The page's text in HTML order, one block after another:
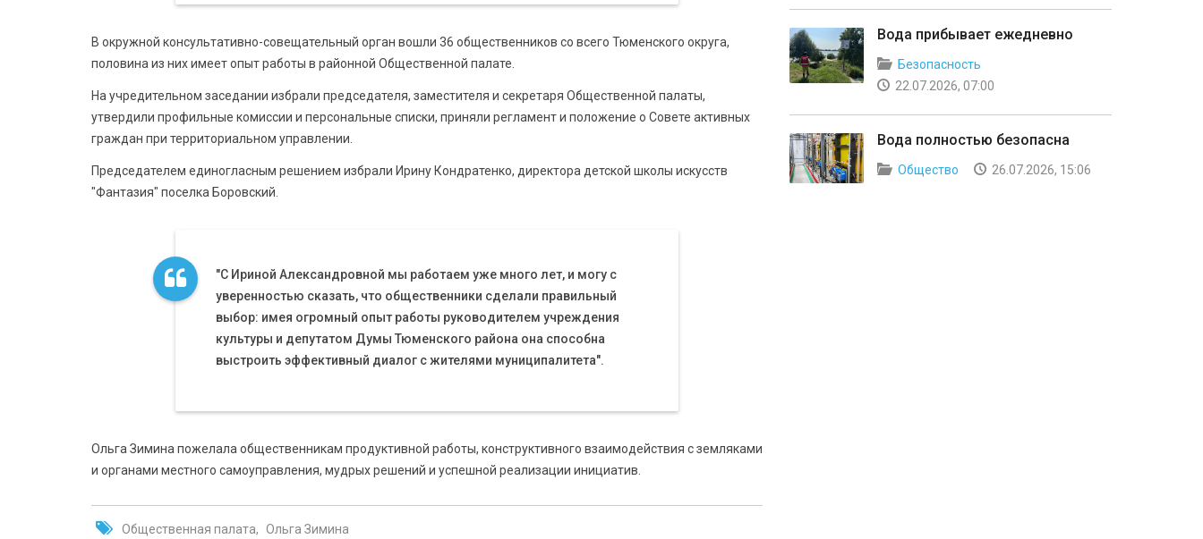
В окружной консультативно-совещательный орган вошли 36 общественников со всего Тюменского округа,
половина из них имеет опыт работы в районной Общественной палате.
На учредительном заседании избрали председателя, заместителя и секретаря Общественной палаты,
утвердили профильные комиссии и персональные списки, приняли регламент и положение о Совете активных
граждан при территориальном управлении.
Председателем единогласным решением избрали Ирину Кондратенко, директора детской школы искусств
"Фантазия" поселка Боровский.
"С Ириной Александровной мы работаем уже много лет, и могу с
уверенностью сказать, что общественники сделали правильный
выбор: имея огромный опыт работы руководителем учреждения
культуры и депутатом Думы Тюменского района она способна
выстроить эффективный диалог с жителями муниципалитета".
Ольга Зимина пожелала общественникам продуктивной работы, конструктивного взаимодействия с земляками
и органами местного самоуправления, мудрых решений и успешной реализации инициатив.
Общественная палата Ольга Зимина
Вода прибывает ежедневно
Безопасность
22.07.2026, 07:00
Вода полностью безопасна
Общество 26.07.2026, 15:06